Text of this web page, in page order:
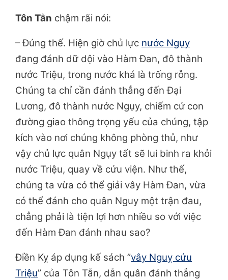
Tôn Tẫn chậm rãi nói:
– Đúng thế. Hiện giờ chủ lực nước Ngụy
đang đánh dữ dội vào Hàm Đan, đô thành
nước Triệu, trong nước khá là trống rỗng.
Chúng ta chỉ cần đánh thẳng đến Đại
Lương, đô thành nước Ngụy, chiếm cứ con
đường giao thông trọng yếu của chúng, tập
kích vào nơi chúng không phòng thủ, như
vậy chủ lực quân Ngụy tất sẽ lui binh ra khỏi
nước Triệu, quay về cứu viện. Như thế,
chúng ta vừa có thể giải vây Hàm Đan, vừa
có thể đánh cho quân Nguy một trận đau,
chẳng phải là tiện lợi hơn nhiều so với việc
đến Hàm Đan đánh nhau sao?
Điền Kỵ áp dụng kế sách ”vây Nguỵ cứu
Triệu” của Tôn Tẫn, dẫn quân đánh thẳng